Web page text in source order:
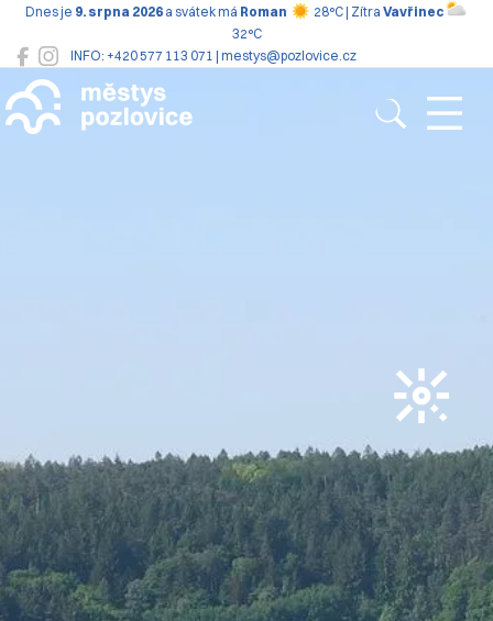
INFO: +420 577 113 071 | mestys@pozlovice.cz
Dnes je 9. srpna 2026 a svátek má Roman 28°C | Zítra Vavřinec
32°C
Pozlovice